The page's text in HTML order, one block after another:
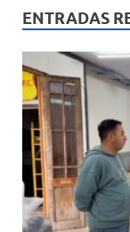
s
A
p
p
b
o
o
ENTRADAS